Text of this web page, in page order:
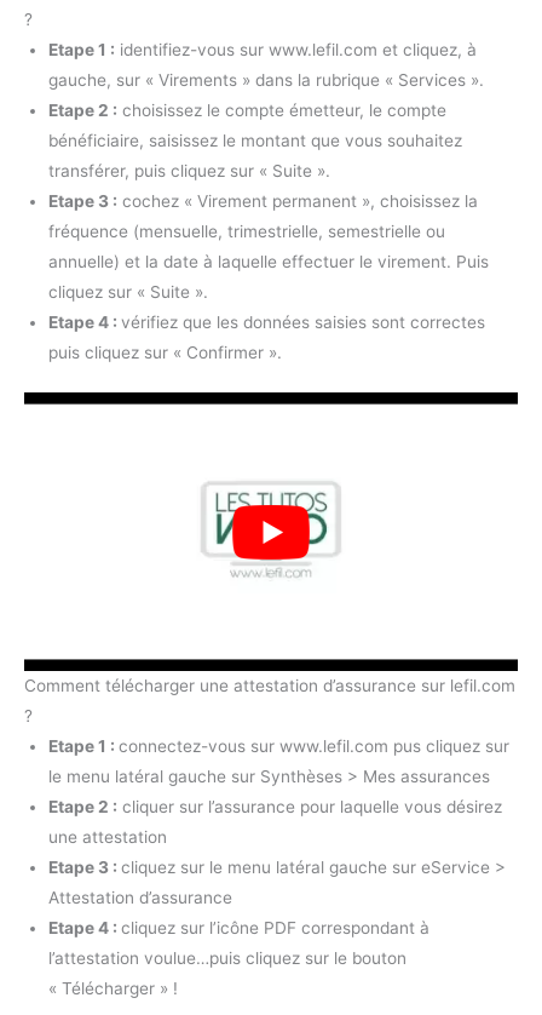
?
Etape 1 : identifiez-vous sur www.lefil.com et cliquez, à
gauche, sur « Virements » dans la rubrique « Services ».
Etape 2 : choisissez le compte émetteur, le compte
bénéficiaire, saisissez le montant que vous souhaitez
transférer, puis cliquez sur « Suite ».
Etape 3 : cochez « Virement permanent », choisissez la
fréquence (mensuelle, trimestrielle, semestrielle ou
annuelle) et la date à laquelle effectuer le virement. Puis
cliquez sur « Suite ».
Etape 4 : vérifiez que les données saisies sont correctes
puis cliquez sur « Confirmer ».
Comment télécharger une attestation d’assurance sur lefil.com
?
Etape 1 : connectez-vous sur www.lefil.com pus cliquez sur
le menu latéral gauche sur Synthèses > Mes assurances
Etape 2 : cliquer sur l’assurance pour laquelle vous désirez
une attestation
Etape 3 : cliquez sur le menu latéral gauche sur eService >
Attestation d’assurance
Etape 4 : cliquez sur l’icône PDF correspondant à
l’attestation voulue…puis cliquez sur le bouton
« Télécharger » !